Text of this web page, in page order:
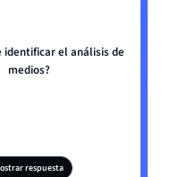
identificar el análisis de
medios?
respuesta